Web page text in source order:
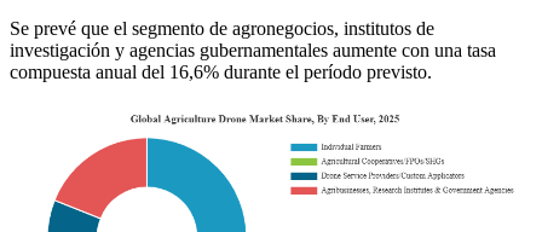
Se prevé que el segmento de agronegocios, institutos de
investigación y agencias gubernamentales aumente con una tasa
compuesta anual del 16,6% durante el período previsto.